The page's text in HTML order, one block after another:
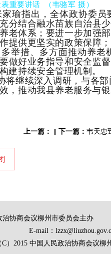
重要讲话 （韦骆军 摄）
瑜指出， 全体政协委员
分结合融水苗族自治县
老体系； 要进一步加强
提供更坚实的政策保障
举措、多方面推动养
做好业务指导和安全监
建持续安全管理机制。
将继续深入调研，与各
，推动我县养老服务与
上一篇： 下一篇： 韦天忠
治协商会议柳州市委员会主
E-mail：
C）2015 中国人民政治协商